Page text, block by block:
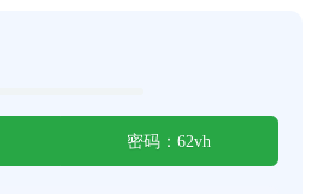
密码：62vh